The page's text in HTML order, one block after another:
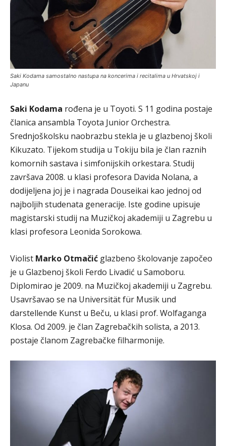
Saki Kodama samostalno nastupa na koncerima i recitalima u Hrvatskoj i
Japanu
Saki Kodama rođena je u Toyoti. S 11 godina postaje
članica ansambla Toyota Junior Orchestra.
Srednjoškolsku naobrazbu stekla je u glazbenoj školi
Kikuzato. Tijekom studija u Tokiju bila je član raznih
komornih sastava i simfonijskih orkestara. Studij
završava 2008. u klasi profesora Davida Nolana, a
dodijeljena joj je i nagrada Douseikai kao jednoj od
najboljih studenata generacije. Iste godine upisuje
magistarski studij na Muzičkoj akademiji u Zagrebu u
klasi profesora Leonida Sorokowa.
Violist Marko Otmačić glazbeno školovanje započeo
je u Glazbenoj školi Ferdo Livadić u Samoboru.
Diplomirao je 2009. na Muzičkoj akademiji u Zagrebu.
Usavršavao se na Universität für Musik und
darstellende Kunst u Beču, u klasi prof. Wolfaganga
Klosa. Od 2009. je član Zagrebačkih solista, a 2013.
postaje članom Zagrebačke filharmonije.